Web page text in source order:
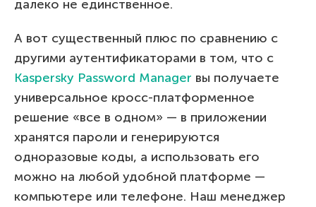
далеко не единственное.
А вот существенный плюс по сравнению с
другими аутентификаторами в том, что с
Kaspersky Password Manager вы получаете
универсальное кросс-платформенное
решение «все в одном» — в приложении
хранятся пароли и генерируются
одноразовые коды, а использовать его
можно на любой удобной платформе —
компьютере или телефоне. Наш менеджер